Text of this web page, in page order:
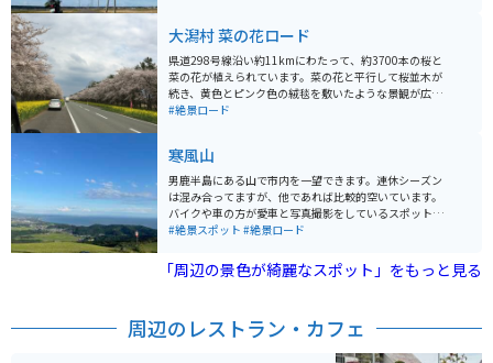
の。交通量も比較的少なく、ツーリングには理想的な環
境です。干拓博物館や「大潟富士」などの見どころも点
在し、のどかな田園風景の中で秋田らしいスケールの大
きな景色を楽しむことができます。
大潟村 菜の花ロード
県道298号線沿い約11kmにわたって、約3700本の桜と
菜の花が植えられています。菜の花と平行して桜並木が
続き、黄色とピンク色の絨毯を敷いたような景観が広が
ります。春ツーリングで行くには最高の場所です。
#絶景ロード
寒風山
男鹿半島にある山で市内を一望できます。連休シーズン
は混み合ってますが、他であれば比較的空いています。
バイクや車の方が愛車と写真撮影をしているスポットで
すが、一般の観光客の方もいます。山自体は簡単にアク
#絶景スポット #絶景ロード
「周辺の景色が綺麗なスポット」をもっと見る
周辺のレストラン・カフェ